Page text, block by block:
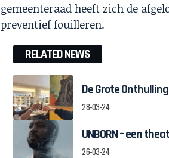
gemeenteraad heeft zich de
preventief fouilleren.
RELATED NEWS
De Grote
28-03-24
UNBORN – een
26-03-24